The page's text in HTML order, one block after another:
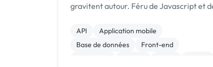
gravitent autour. Féru de Javascript et de
framework React, que j’utilise au quotidien
et dont j’ai une compréhension en prof...
API
Application mobile
Base de données
Front-end